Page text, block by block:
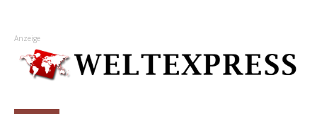
Anzeige